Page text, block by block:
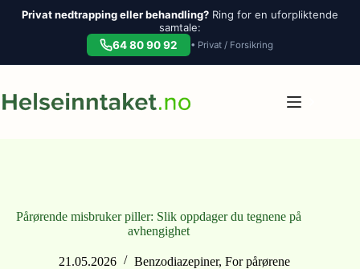
Privat nedtrapping eller behandling? Ring for en uforpliktende
samtale:
64 80 90 92
• Privat / Forsikring
innholdet
Pårørende misbruker piller: Slik oppdager du tegnene på
avhengighet
21.05.2026 Benzodiazepiner,For pårørene